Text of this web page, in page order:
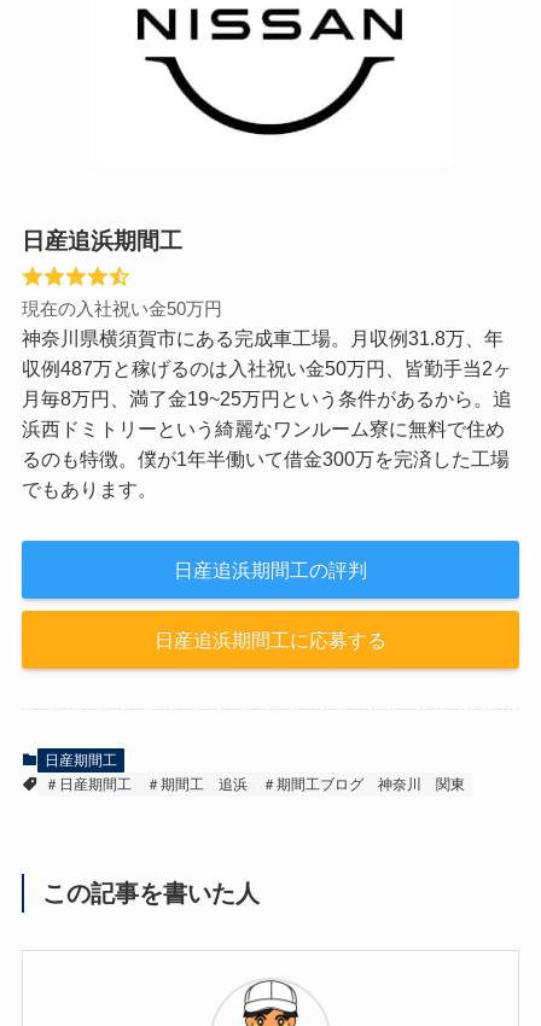
日産追浜期間工
現在の入社祝い金50万円
神奈川県横須賀市にある完成車工場。月収例31.8万、年
収例487万と稼げるのは入社祝い金50万円、皆勤手当2ヶ
月毎8万円、満了金19~25万円という条件があるから。追
浜西ドミトリーという綺麗なワンルーム寮に無料で住め
るのも特徴。僕が1年半働いて借金300万を完済した工場
でもあります。
日産追浜期間工の評判
日産追浜期間工に応募する
日産期間工
＃日産期間工
＃期間工 追浜 ＃期間工ブログ 神奈川 関東
この記事を書いた人